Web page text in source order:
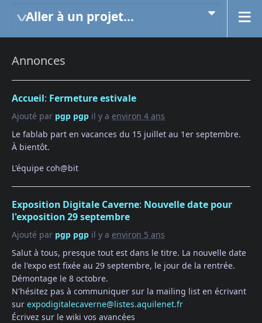
Aller à un projet...
Annonces
Accueil: Fermeture estivale
Ajouté par pgp pgp il y a environ 4 ans
Le fablab part en vacances du 15 juillet au 1er septembre.
À bientôt.
L'équipe coh@bit
Exposition Digitale Caverne: Nouvelle date pour
l'exposition 29 septembre
Ajouté par pgp pgp il y a environ 5 ans
Salut à tous, presque tout est dans le titre. La nouvelle date
de l'expo est fixée au 29 septembre, le jour de la rentrée.
Démontage le 8 octobre.
N'hésitez pas à communiquer sur la mailing list en écrivant
sur expodigitalecaverne@listes.aquilenet.fr
Écrivez sur le wiki vos avancées